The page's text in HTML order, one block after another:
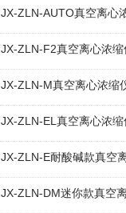
JX-ZLN-AUTO真空离心
JX-ZLN-F2真空离心浓
JX-ZLN-M真空离心浓缩
JX-ZLN-EL真空离心浓
JX-ZLN-E耐酸碱款真空
JX-ZLN-DM迷你款真空